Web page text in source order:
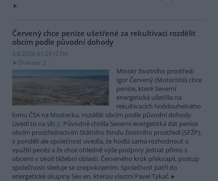
Červený chce peníze ušetřené za rekultivaci rozdělit
obcím podle původní dohody
5.8.2026 01:29 (ČTK)
Diskuse: 2
Ministr životního prostředí
Igor Červený (Motoristé) chce
peníze, které Severní
energetická ušetřila na
rekultivacích hnědouhelného
lomu ČSA na Mostecku, rozdělit obcím podle původní dohody.
Uvedl to na síti X. Původně chtěla Severní energetická dát peníze
obcím prostřednictvím Státního fondu životního prostředí (SFŽP),
v pondělí ale společnost uvedla, že hodlá sama rozhodnout o
využití peněz a že chce ohledně výše podpory jednat přímo s
obcemi v okolí těžební oblasti. Červeného krok překvapil, postup
společnosti sleduje se znepokojením. Společnost patří do
energetické skupiny Sev.en, kterou vlastní Pavel Tykač.